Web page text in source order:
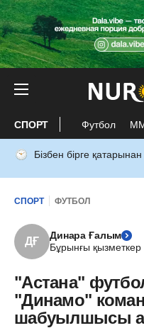
СПОРТ Футбол
Бізбен бірге қатарынан
СПОРТ ФУТБОЛ
ДҒ
Динара Ғалым
Бұрынғы қызметкер
"Астана"
"Динамо"
шабуылшысы